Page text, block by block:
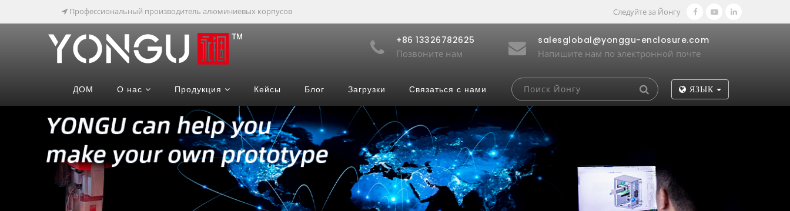
Профессиональный производитель алюминиевых корпусов Следуйте за Йонгу
+86 13326782625
Позвоните нам
salesglobal@yonggu-enclosure.com
Напишите нам по электронной почте
ДОМ О нас Продукция Кейсы Блог Загрузки Связаться с нами ЯЗЫК